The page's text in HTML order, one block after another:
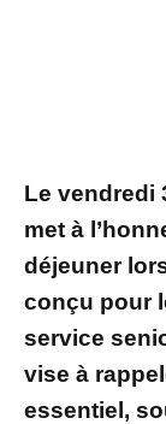
Le vendredi
met à
déjeuner
conçu pour
service
vise à
essentiel,